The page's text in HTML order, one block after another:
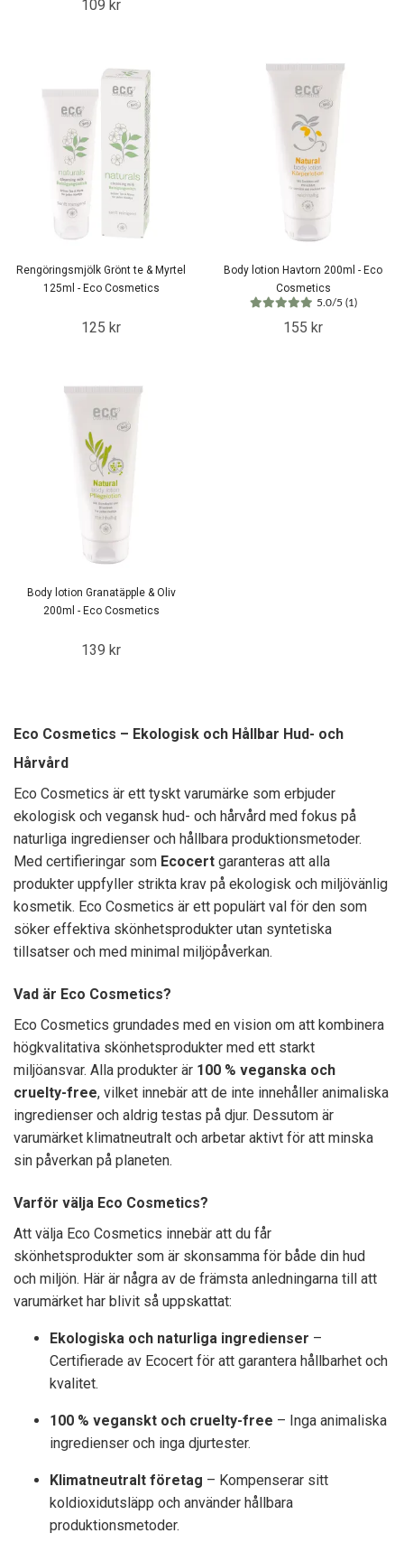
109 kr
Rengöringsmjölk Grönt te & Myrtel
125ml - Eco Cosmetics
125 kr
Body lotion Havtorn 200ml - Eco
Cosmetics
5.0/5 (1)
155 kr
Body lotion Granatäpple & Oliv
200ml - Eco Cosmetics
139 kr
Eco Cosmetics – Ekologisk och Hållbar Hud- och
Hårvård
Eco Cosmetics är ett tyskt varumärke som erbjuder
ekologisk och vegansk hud- och hårvård med fokus på
naturliga ingredienser och hållbara produktionsmetoder.
Med certifieringar som Ecocert garanteras att alla
produkter uppfyller strikta krav på ekologisk och miljövänlig
kosmetik. Eco Cosmetics är ett populärt val för den som
söker effektiva skönhetsprodukter utan syntetiska
tillsatser och med minimal miljöpåverkan.
Vad är Eco Cosmetics?
Eco Cosmetics grundades med en vision om att kombinera
högkvalitativa skönhetsprodukter med ett starkt
miljöansvar. Alla produkter är 100 % veganska och
cruelty-free, vilket innebär att de inte innehåller animaliska
ingredienser och aldrig testas på djur. Dessutom är
varumärket klimatneutralt och arbetar aktivt för att minska
sin påverkan på planeten.
Varför välja Eco Cosmetics?
Att välja Eco Cosmetics innebär att du får
skönhetsprodukter som är skonsamma för både din hud
och miljön. Här är några av de främsta anledningarna till att
varumärket har blivit så uppskattat:
Ekologiska och naturliga ingredienser –
Certifierade av Ecocert för att garantera hållbarhet och
kvalitet.
100 % veganskt och cruelty-free – Inga animaliska
ingredienser och inga djurtester.
Klimatneutralt företag – Kompenserar sitt
koldioxidutsläpp och använder hållbara
produktionsmetoder.